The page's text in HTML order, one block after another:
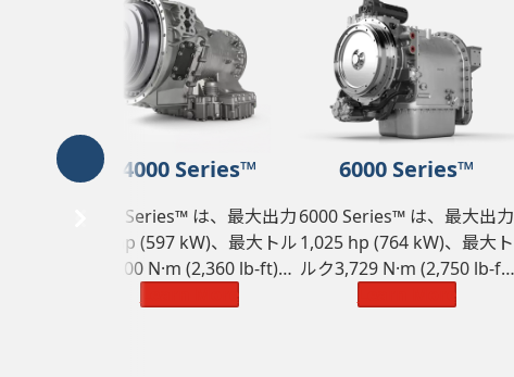
4000 Series™
4000 Series™ は、最大出力
800 hp (597 kW)、最大トル
ク3,200 N·m (2,360 lb-ft)、
車両総重量110,000 kg
Learn More
6000 Series™
6000 Series™ は、最大出力
1,025 hp (764 kW)、最大ト
ルク3,729 N·m (2,750 lb-ft)
の定格能力を備えていま
Learn More